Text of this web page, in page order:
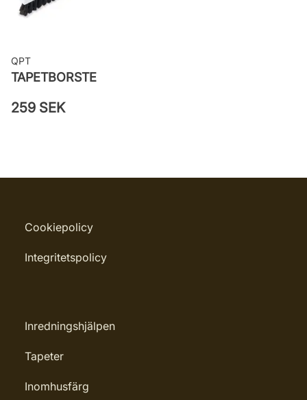
QPT
TAPETBORSTE
259 SEK
Cookiepolicy
Integritetspolicy
Inredningshjälpen
Tapeter
Inomhusfärg